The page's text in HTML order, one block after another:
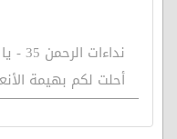
أحلت لكم بهيمة